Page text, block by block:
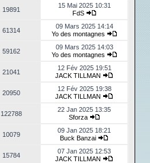
19891
15 Mai 2025 10:31
FdS
61314
09 Mars 2025 14:14
Yo des montagnes
59162
09 Mars 2025 14:03
Yo des montagnes
21041
12 Fév 2025 19:51
JACK TILLMAN
20950
12 Fév 2025 19:38
JACK TILLMAN
122788
22 Jan 2025 13:35
Sforza
10079
09 Jan 2025 18:21
Buck Banzai
15784
07 Jan 2025 12:53
JACK TILLMAN